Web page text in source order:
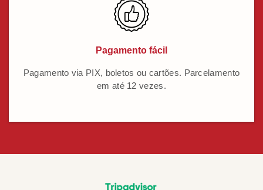
Pagamento fácil
Pagamento via PIX, boletos ou cartões. Parcelamento
em até 12 vezes.